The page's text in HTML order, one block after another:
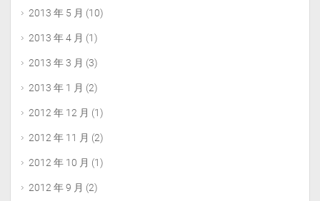
2013 年 5 月 (10)
2013 年 4 月 (1)
2013 年 3 月 (3)
2013 年 1 月 (2)
2012 年 12 月 (1)
2012 年 11 月 (2)
2012 年 10 月 (1)
2012 年 9 月 (2)